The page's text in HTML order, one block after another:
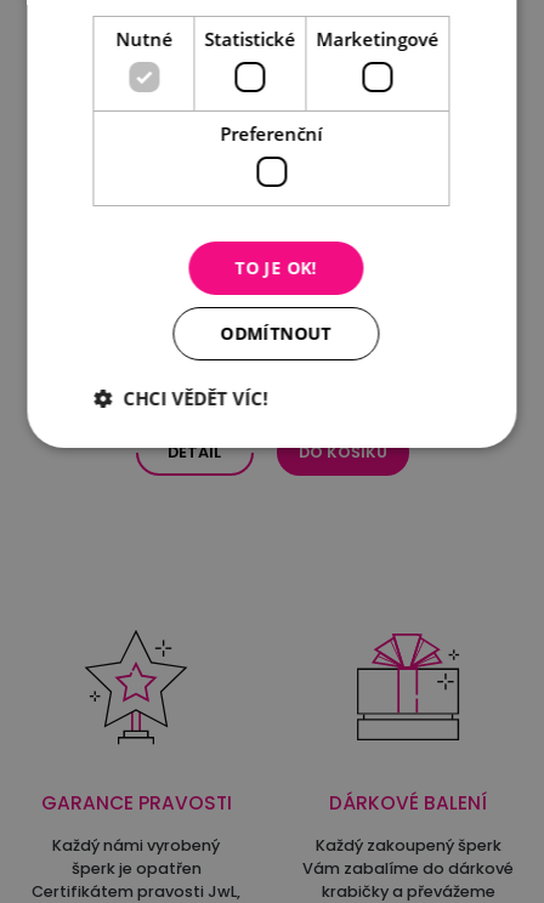
Dárkový poukaz v hodnotě 1.000 Kč
DETAIL DO KOŠÍKU
GARANCE PRAVOSTI
Každý námi vyrobený
šperk je opatřen
Certifikátem pravosti JwL,
DÁRKOVÉ BALENÍ
Každý zakoupený šperk
Vám zabalíme do dárkové
krabičky a převážeme
Nutné Statistické Marketingové
Preferenční
TO JE OK!
ODMÍTNOUT
CHCI VĚDĚT VÍC!